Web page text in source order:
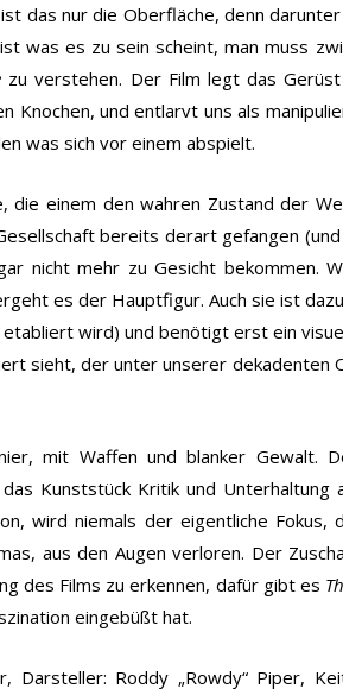
ist das nur die Oberfläche, denn
was es zu sein scheint, man muss
zu verstehen. Der Film legt das
Knochen, und entlarvt uns als
was sich vor einem abspielt.
die einem den wahren Zustand der
bereits derart gefangen
nicht mehr zu Gesicht bekommen.
es der Hauptfigur. Auch sie ist
wird) und benötigt erst ein
sieht, der unter unserer dekadenten
mit Waffen und blanker Gewalt.
Kunststück Kritik und Unterhaltung
wird niemals der eigentliche Fokus,
aus den Augen verloren. Der
des Films zu erkennen, dafür gibt es
eingebüßt hat.
Darsteller: Roddy „Rowdy“ Piper,